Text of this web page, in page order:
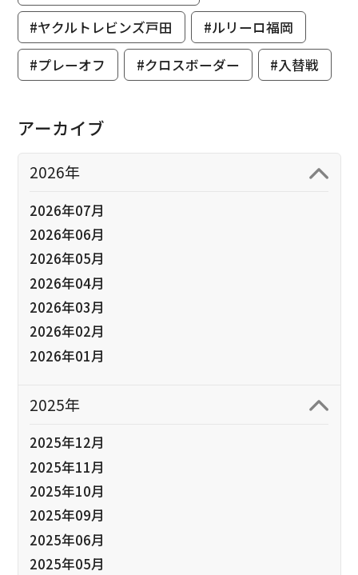
#ヤクルトレビンズ戸田
#ルリーロ福岡
#プレーオフ
#クロスボーダー #入替戦
アーカイブ
2026年
2026年07月
2026年06月
2026年05月
2026年04月
2026年03月
2026年02月
2026年01月
2025年
2025年12月
2025年11月
2025年10月
2025年09月
2025年06月
2025年05月